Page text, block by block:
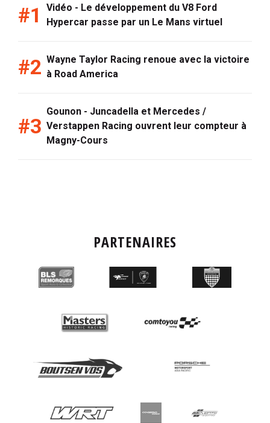
Vidéo - Le développement du V8 Ford
Hypercar passe par un Le Mans virtuel
Wayne Taylor Racing renoue avec la victoire
à Road America
Gounon - Juncadella et Mercedes /
Verstappen Racing ouvrent leur compteur à
Magny-Cours
PARTENAIRES